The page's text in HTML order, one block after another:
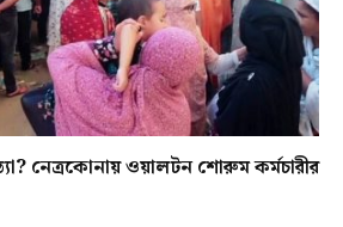
নেত্রকোনায় ওয়ালটন শোরুম কর্মচারীর